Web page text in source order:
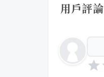
用戶評論